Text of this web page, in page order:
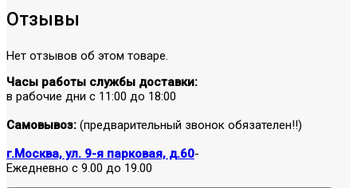
Отзывы
Нет отзывов об этом товаре.
Часы работы службы доставки:
в рабочие дни с 11:00 до 18:00
Самовывоз: (предварительный звонок обязателен!!)
г.Москва, ул. 9-я парковая, д.60-
Ежедневно с 9.00 до 19.00